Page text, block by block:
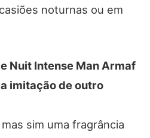
noturnas ou em
Nuit Intense Man Armaf
imitação de outro
sim uma fragrância